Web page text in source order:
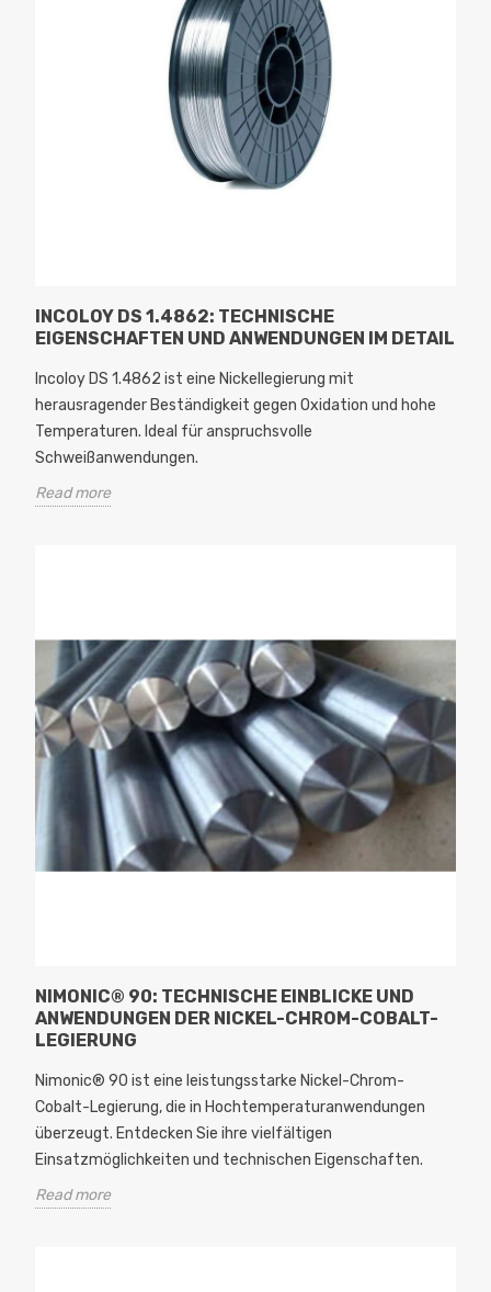
INCOLOY DS 1.4862: TECHNISCHE
EIGENSCHAFTEN UND ANWENDUNGEN IM DETAIL
Incoloy DS 1.4862 ist eine Nickellegierung mit
herausragender Beständigkeit gegen Oxidation und hohe
Temperaturen. Ideal für anspruchsvolle
Schweißanwendungen.
Read more
NIMONIC® 90: TECHNISCHE EINBLICKE UND
ANWENDUNGEN DER NICKEL-CHROM-COBALT-
LEGIERUNG
Nimonic® 90 ist eine leistungsstarke Nickel-Chrom-
Cobalt-Legierung, die in Hochtemperaturanwendungen
überzeugt. Entdecken Sie ihre vielfältigen
Einsatzmöglichkeiten und technischen Eigenschaften.
Read more